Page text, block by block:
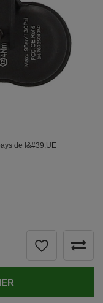
de l&#39;UE